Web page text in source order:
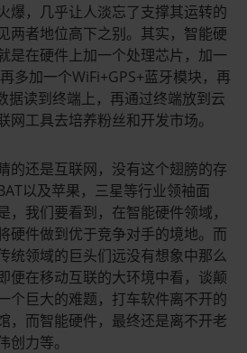
爆，几乎让人淡忘了支撑其运转的
两者地位高下之别。其实，智能硬
是在硬件上加一个处理芯片，加一
多加一个WiFi+GPS+蓝牙模块，再
据读到终端上，再通过终端放到云
网工具去培养粉丝和开发市场。
的还是互联网，没有这个翅膀的存
以及苹果，三星等行业领袖面
，我们要看到，在智能硬件领域，
硬件做到优于竞争对手的境地。而
统领域的巨头们远没有想象中那么
便在移动互联的大环境中看，谈颠
个巨大的难题，打车软件离不开的
，而智能硬件，最终还是离不开老
创力等。